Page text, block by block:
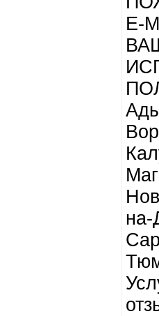
E-
на-